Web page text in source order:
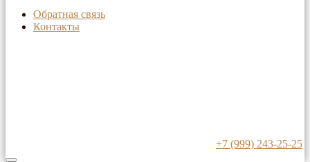
Обратная связь
Контакты
+7 (999) 243-25-25